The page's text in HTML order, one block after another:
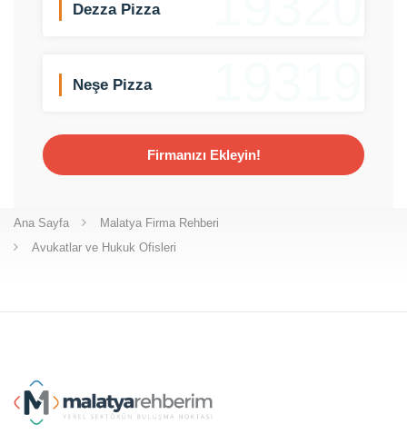
Dezza Pizza
Neşe Pizza
Firmanızı Ekleyin!
Ana Sayfa
Malatya Firma Rehberi
Avukatlar ve Hukuk Ofisleri